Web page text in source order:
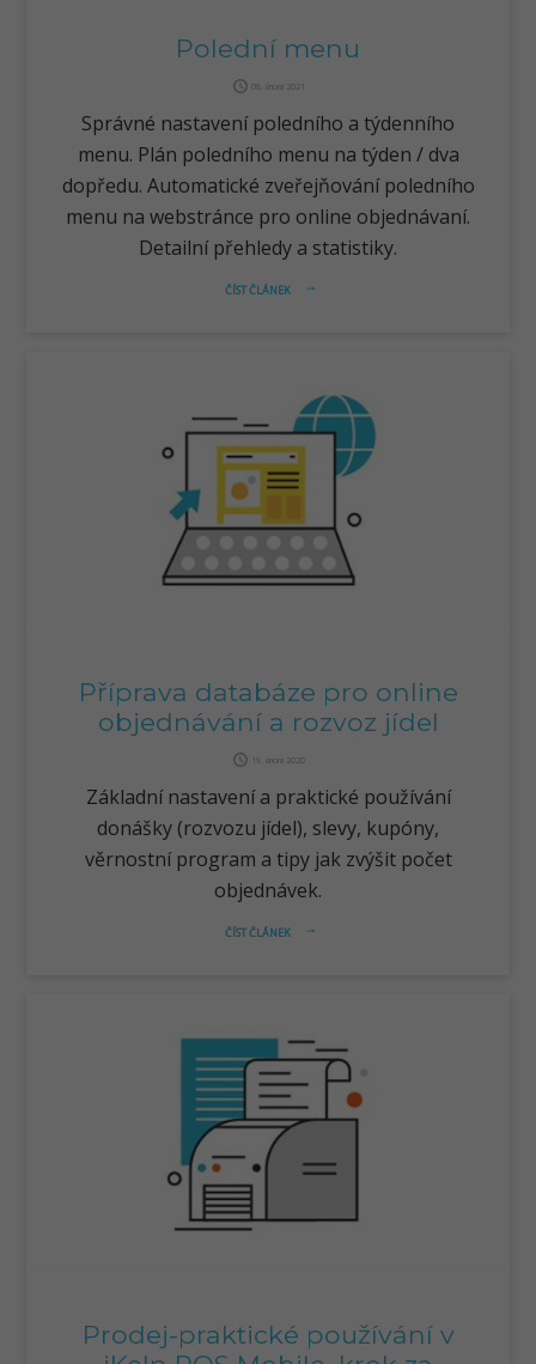
Polední menu
query_builder 08. února 2021
Správné nastavení poledního a týdenního
menu. Plán poledního menu na týden / dva
dopředu. Automatické zveřejňování poledního
menu na webstránce pro online objednávaní.
Detailní přehledy a statistiky.
arrow_right_alt
ČÍST ČLÁNEK
Příprava databáze pro online
objednávání a rozvoz jídel
query_builder 19. února 2020
Základní nastavení a praktické používání
donášky (rozvozu jídel), slevy, kupóny,
věrnostní program a tipy jak zvýšit počet
objednávek.
arrow_right_alt
ČÍST ČLÁNEK
Prodej-praktické používání v